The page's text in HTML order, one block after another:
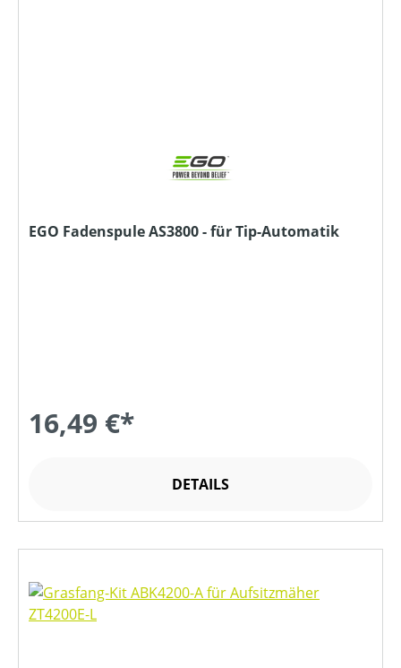
EGO Fadenspule AS3800 - für Tip-Automatik
16,49 €*
DETAILS